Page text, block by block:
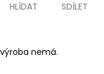
HLÍDAT SDÍLET
nemá.